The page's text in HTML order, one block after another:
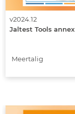
v2024.12
Jaltest Tools annex
Meertalig